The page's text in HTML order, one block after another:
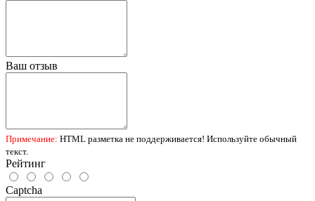
Ваш отзыв
Примечание: HTML разметка не поддерживается! Используйте обычный
текст.
Рейтинг
Captcha